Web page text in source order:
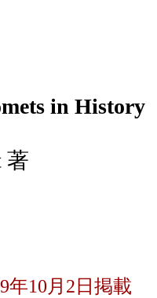
in
著
年10月2日掲載